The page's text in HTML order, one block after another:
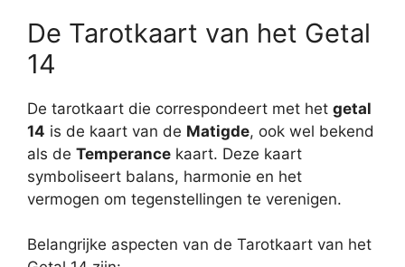
De Tarotkaart van het Getal
14
De tarotkaart die correspondeert met het getal
14 is de kaart van de Matigde, ook wel bekend
als de Temperance kaart. Deze kaart
symboliseert balans, harmonie en het
vermogen om tegenstellingen te verenigen.
Belangrijke aspecten van de Tarotkaart van het